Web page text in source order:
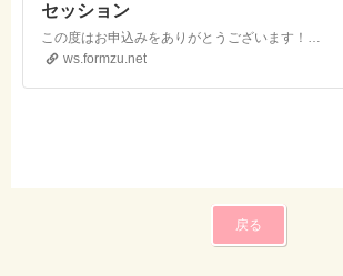
セッション
ws.formzu.net
戻る